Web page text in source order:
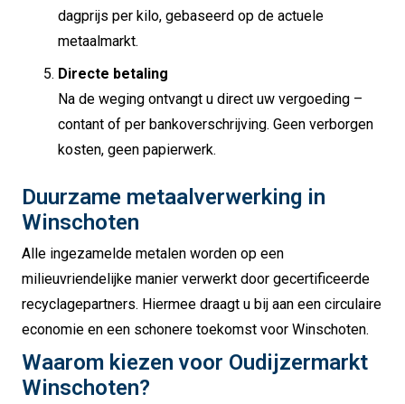
dagprijs per kilo, gebaseerd op de actuele
metaalmarkt.
Directe betaling
Na de weging ontvangt u direct uw vergoeding –
contant of per bankoverschrijving. Geen verborgen
kosten, geen papierwerk.
Duurzame metaalverwerking in
Winschoten
Alle ingezamelde metalen worden op een
milieuvriendelijke manier verwerkt door gecertificeerde
recyclagepartners. Hiermee draagt u bij aan een circulaire
economie en een schonere toekomst voor Winschoten.
Waarom kiezen voor Oudijzermarkt
Winschoten?